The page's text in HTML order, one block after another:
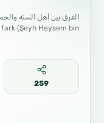
(Şeyh Heysem bin…
259